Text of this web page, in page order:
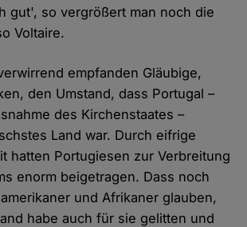
gut', so vergrößert man noch die
Voltaire.
empfanden Gläubige,
den Umstand, dass Portugal –
des Kirchenstaates –
Land war. Durch eifrige
hatten Portugiesen zur Verbreitung
enorm beigetragen. Dass noch
und Afrikaner glauben,
habe auch für sie gelitten und